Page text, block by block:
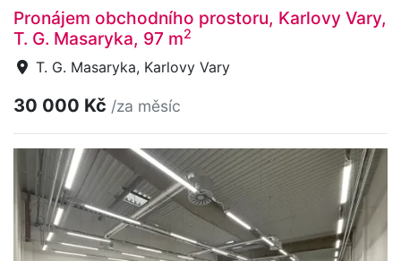
Pronájem obchodního prostoru, Karlovy Vary,
T. G. Masaryka, 97 m2
T. G. Masaryka, Karlovy Vary
30 000 Kč /za měsíc